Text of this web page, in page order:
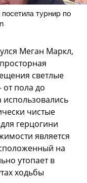
турнир по
Меган Маркл,
светлые
пола до
использовались
чистые
герцогини
является
на
утопает в
ходьбы